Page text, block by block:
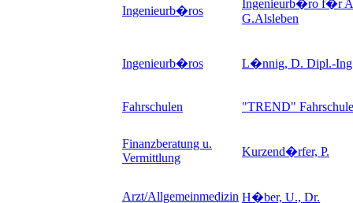
Ingenieurb�ros
Ingenieurb�ro f�r
G.Alsleben
Ingenieurb�ros L�nnig, D. Dipl.-
Fahrschulen "TREND" Fahrschule
Finanzberatung u.
Vermittlung
Kurzend�rfer, P.
Arzt/Allgemeinmedizin H�ber, U., Dr.